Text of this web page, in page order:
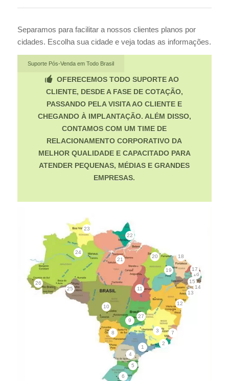
Separamos para facilitar a nossos clientes planos por
cidades. Escolha sua cidade e veja todas as informações.
Suporte Pós-Venda em Todo Brasil
OFERECEMOS TODO SUPORTE AO
CLIENTE, DESDE A FASE DE COTAÇÃO,
PASSANDO PELA VISITA AO CLIENTE E
CHEGANDO À IMPLANTAÇÃO. ALÉM DISSO,
CONTAMOS COM UM TIME DE
RELACIONAMENTO CORPORATIVO DA
MELHOR QUALIDADE E CAPACITADO PARA
ATENDER PEQUENAS, MÉDIAS E GRANDES
EMPRESAS.
1
2
3
4
5
6
7
8
9
10
11
12
13
14
15
16
17
18
19
20
21
22
23
24
25
26
27